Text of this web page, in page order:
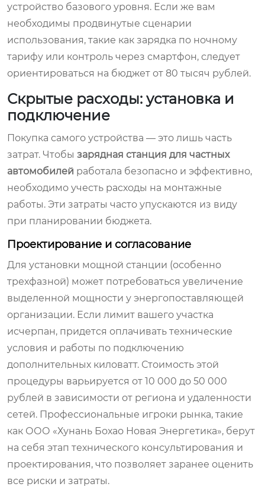
устройство базового уровня. Если же вам
необходимы продвинутые сценарии
использования, такие как зарядка по ночному
тарифу или контроль через смартфон, следует
ориентироваться на бюджет от 80 тысяч рублей.
Скрытые расходы: установка и
подключение
Покупка самого устройства — это лишь часть
затрат. Чтобы зарядная станция для частных
автомобилей работала безопасно и эффективно,
необходимо учесть расходы на монтажные
работы. Эти затраты часто упускаются из виду
при планировании бюджета.
Проектирование и согласование
Для установки мощной станции (особенно
трехфазной) может потребоваться увеличение
выделенной мощности у энергопоставляющей
организации. Если лимит вашего участка
исчерпан, придется оплачивать технические
условия и работы по подключению
дополнительных киловатт. Стоимость этой
процедуры варьируется от 10 000 до 50 000
рублей в зависимости от региона и удаленности
сетей. Профессиональные игроки рынка, такие
как ООО «Хунань Бохао Новая Энергетика», берут
на себя этап технического консультирования и
проектирования, что позволяет заранее оценить
все риски и затраты.